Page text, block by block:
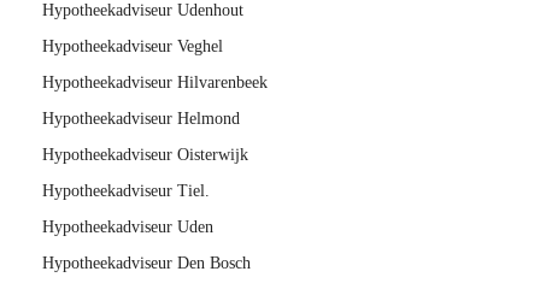
Hypotheekadviseur Udenhout
Hypotheekadviseur Veghel
Hypotheekadviseur Hilvarenbeek
Hypotheekadviseur Helmond
Hypotheekadviseur Oisterwijk
Hypotheekadviseur Tiel.
Hypotheekadviseur Uden
Hypotheekadviseur Den Bosch